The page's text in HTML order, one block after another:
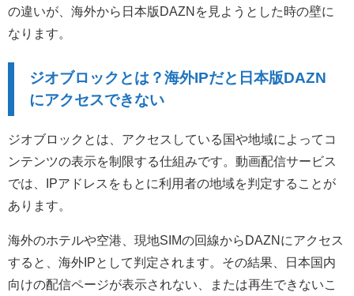
の違いが、海外から日本版DAZNを見ようとした時の壁に
なります。
ジオブロックとは？海外IPだと日本版DAZN
にアクセスできない
ジオブロックとは、アクセスしている国や地域によってコ
ンテンツの表示を制限する仕組みです。動画配信サービス
では、IPアドレスをもとに利用者の地域を判定することが
あります。
海外のホテルや空港、現地SIMの回線からDAZNにアクセス
すると、海外IPとして判定されます。その結果、日本国内
向けの配信ページが表示されない、または再生できないこ